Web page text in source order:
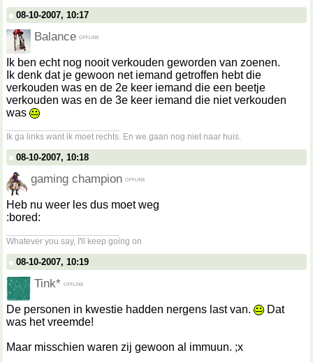
08-10-2007, 10:17
Balance
Ik ben echt nog nooit verkouden geworden van zoenen.
Ik denk dat je gewoon net iemand getroffen hebt die
verkouden was en de 2e keer iemand die een beetje
verkouden was en de 3e keer iemand die niet verkouden
was
Ik ga links want ik moet rechts. En we gaan nog niet naar huis.
08-10-2007, 10:18
gaming champion
Heb nu weer les dus moet weg
:bored:
Whatever you say, I'll keep going on
08-10-2007, 10:19
Tink*
De personen in kwestie hadden nergens last van.
Dat
was het vreemde!
Maar misschien waren zij gewoon al immuun. ;x